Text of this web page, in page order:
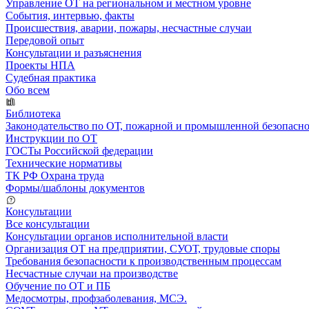
Управление ОТ на региональном и местном уровне
События, интервью, факты
Происшествия, аварии, пожары, несчастные случаи
Передовой опыт
Консультации и разъяснения
Проекты НПА
Судебная практика
Обо всем
Библиотека
Законодательство по ОТ, пожарной и промышленной
Инструкции по ОТ
ГОСТы Российской федерации
Технические нормативы
ТК РФ Охрана труда
Формы/шаблоны документов
Консультации
Все консультации
Консультации органов исполнительной власти
Организация ОТ на предприятии, СУОТ, трудовые споры
Требования безопасности к производственным процессам
Несчастные случаи на производстве
Обучение по ОТ и ПБ
Медосмотры, профзаболевания, МСЭ.